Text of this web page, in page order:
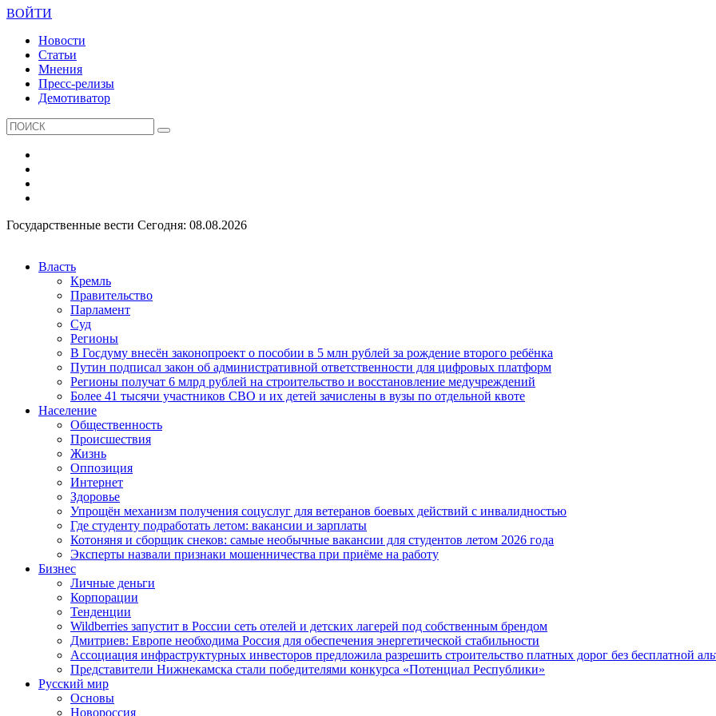
ВОЙТИ
Новости
Статьи
Мнения
Пресс-релизы
Демотиватор
Государственные вести Сегодня: 08.08.2026
Власть
Кремль
Правительство
Парламент
Суд
Регионы
В Госдуму внесён законопроект о пособии в 5 млн рублей за рождение второго ребёнка
Путин подписал закон об административной ответственности для цифровых платформ
Регионы получат 6 млрд рублей на строительство и восстановление медучреждений
Более 41 тысячи участников СВО и их детей зачислены в вузы по отдельной квоте
Население
Общественность
Происшествия
Жизнь
Оппозиция
Интернет
Здоровье
Упрощён механизм получения соцуслуг для ветеранов боевых действий с инвалидностью
Где студенту подработать летом: вакансии и зарплаты
Котоняня и сборщик снеков: самые необычные вакансии для студентов летом 2026 года
Эксперты назвали признаки мошенничества при приёме на работу
Бизнес
Личные деньги
Корпорации
Тенденции
Wildberries запустит в России сеть отелей и детских лагерей под собственным брендом
Дмитриев: Европе необходима Россия для обеспечения энергетической стабильности
Ассоциация инфраструктурных инвесторов предложила разрешить строительство платных дорог без бесплатной
Представители Нижнекамска стали победителями конкурса «Потенциал Республики»
Русский мир
Основы
Новороссия